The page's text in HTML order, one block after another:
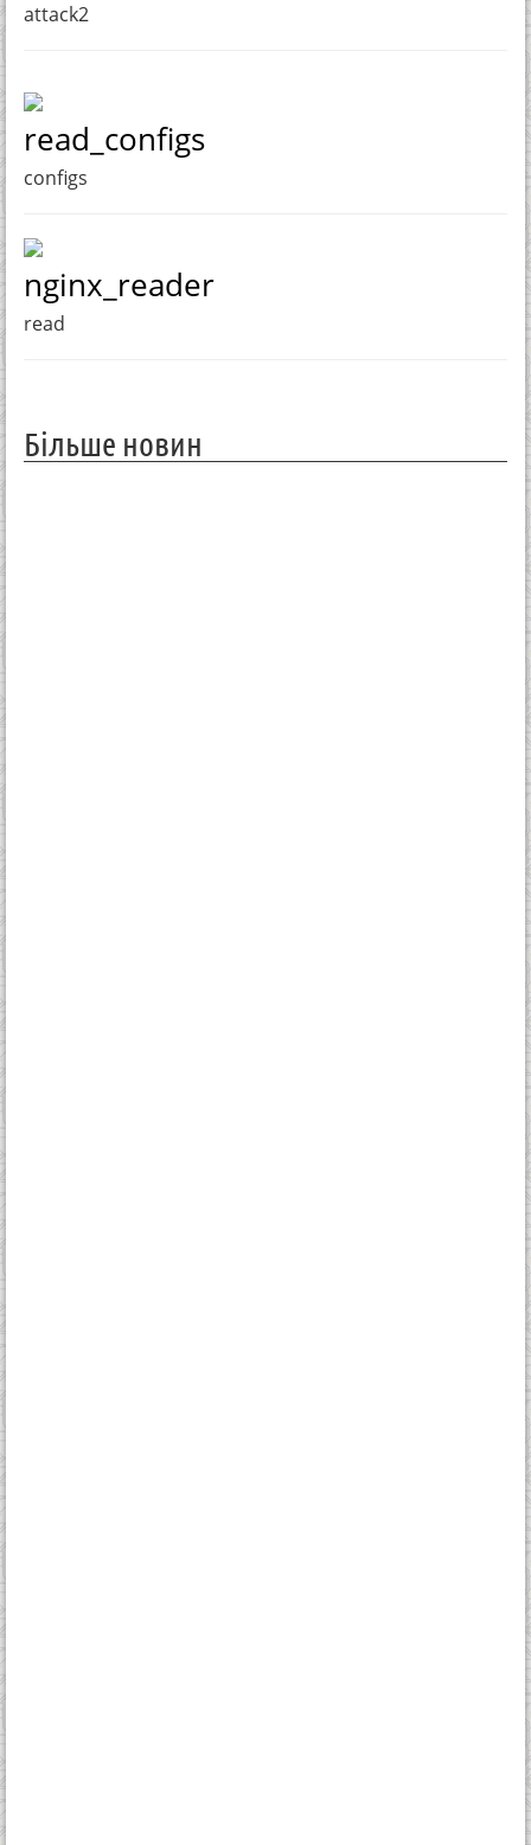
attack2
read_configs
configs
nginx_reader
read
Більше новин